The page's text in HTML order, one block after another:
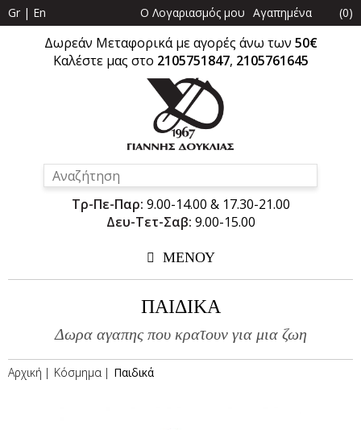
Gr | En Ο Λογαριασμός μου Αγαπημένα (0)
Δωρεάν Μεταφορικά με αγορές άνω των 50€
Καλέστε μας στο 2105751847, 2105761645
Τρ-Πε-Παρ: 9.00-14.00 & 17.30-21.00
Δευ-Τετ-Σαβ: 9.00-15.00
ΜΕΝΟΥ
ΠΑΙΔΙΚΑ
Δωρα αγαπης που κρατουν για μια ζωη
Αρχική Κόσμημα Παιδικά